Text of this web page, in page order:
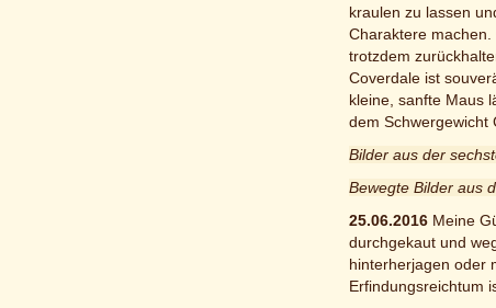
kraulen zu lassen
Charaktere
trotzdem
Coverdale ist
kleine, sanfte Maus
dem Schwergewicht
Bilder aus der
Bewegte Bilder aus
25.06.2016 Meine
durchgekaut und
hinterherjagen oder
Erfindungsreichtum